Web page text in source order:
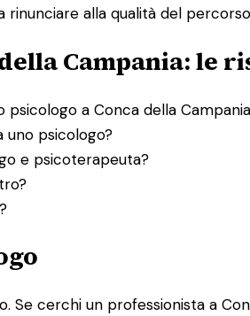
rinunciare alla qualità del
Campania: le
psicologo a Conca della
uno psicologo?
e psicoterapeuta?
Se cerchi un professionista a